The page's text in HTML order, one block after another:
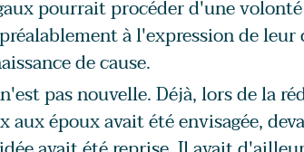
pourrait procéder d'une
à l'expression de
de cause.
pas nouvelle. Déjà, lors de la
aux époux avait été envisagée,